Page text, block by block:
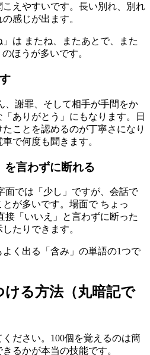
えやすいです。長い別れ、別れ
感じが出ます。
は またね、またあとで、また
ほうが多いです。
、謝罪、そして相手が手間をか
ありがとう」にもなります。日
ことを認めるのが丁寧さになり
で何度も聞きます。
を言わずに断れる
面では「少し」ですが、会話で
が多いです。場面で ちょっ
「いいえ」と言わずに断った
たりできます。
く出る「含み」の単語の1つで
る方法（丸暗記で
ださい。100個を覚えるのは簡
るかが本当の技能です。